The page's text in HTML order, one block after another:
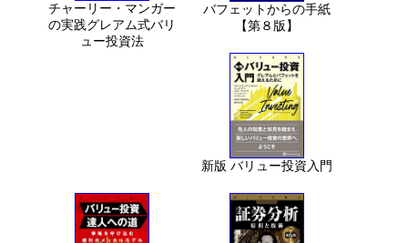
チャーリー・マンガー
の実践グレアム式バリ
ュー投資法
バフェットからの手紙
【第８版】
新版 バリュー投資入門